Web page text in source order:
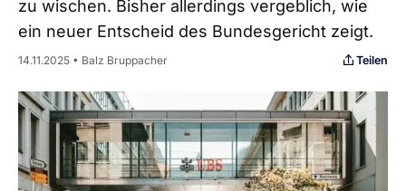
zu wischen. Bisher allerdings vergeblich, wie
ein neuer Entscheid des Bundesgericht zeigt.
14.11.2025 • Balz Bruppacher Teilen